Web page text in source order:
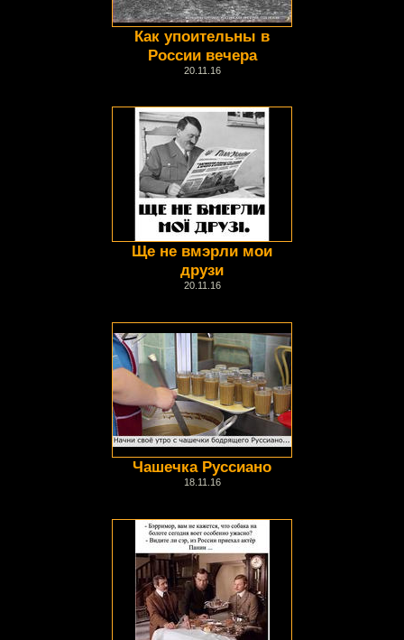
Как упоительны в
России вечера
20.11.16
Ще не вмэрли мои
друзи
20.11.16
Чашечка Руссиано
18.11.16